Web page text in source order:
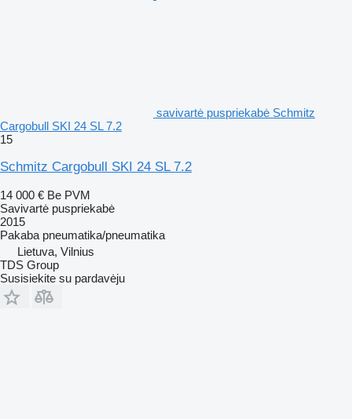
savivartė puspriekabė Schmitz
Cargobull SKI 24 SL 7.2
15
Schmitz Cargobull SKI 24 SL 7.2
14 000 € Be PVM
Savivartė puspriekabė
2015
Pakaba pneumatika/pneumatika
Lietuva, Vilnius
TDS Group
Susisiekite su pardavėju